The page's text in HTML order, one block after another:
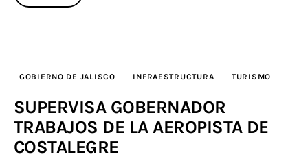
GOBIERNO DE JALISCO INFRAESTRUCTURA TURISMO
SUPERVISA GOBERNADOR
TRABAJOS DE LA AEROPISTA DE
COSTALEGRE